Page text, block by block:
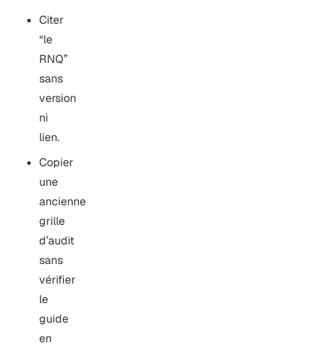
Citer
“le
RNQ”
sans
version
ni
lien.
Copier
une
ancienne
grille
d’audit
sans
vérifier
le
guide
en